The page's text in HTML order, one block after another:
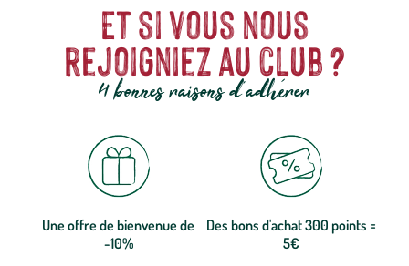
Et si vous nous
rejoigniez au club ?
4 bonnes raisons d'adhérer
Une offre de bienvenue de
-10%
Des bons d'achat 300 points =
5€